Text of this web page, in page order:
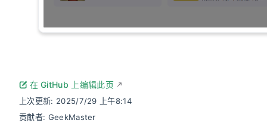
在 GitHub 上编辑此页
上次更新: 2025/7/29 上午8:14
贡献者: GeekMaster